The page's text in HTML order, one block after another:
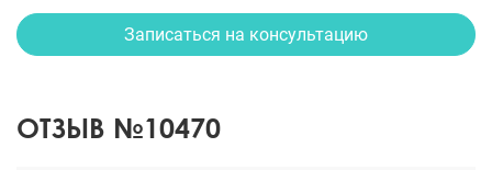
Записаться на консультацию
ОТЗЫВ №10470